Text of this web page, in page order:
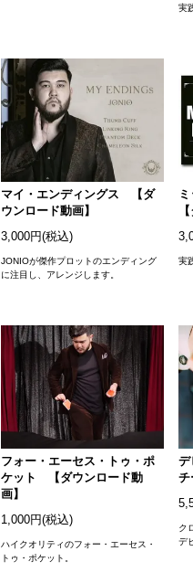
実
マイ・エンディングス 【ダ
ウンロード動画】
3,000円(税込)
JONIOが傑作プロットのエンディング
に注目し、アレンジします。
実
フォー・エーセス・トゥ・ポ
ケット 【ダウンロード動
画】
1,000円(税込)
ハイクオリティのフォー・エーセス・
トゥ・ポケット。
デ
チ
ク
デ